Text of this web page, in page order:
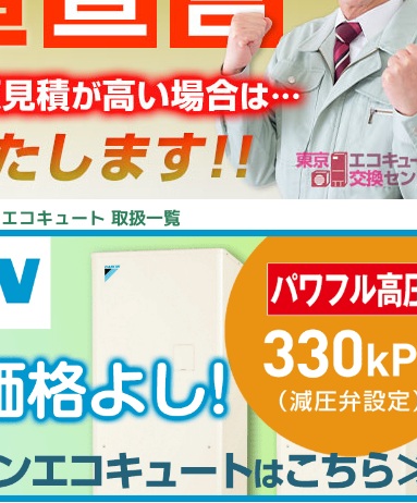
コキュート 取扱一覧